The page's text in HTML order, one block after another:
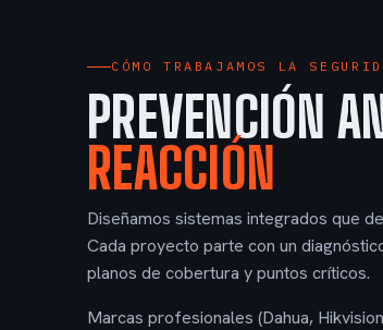
CÓMO TRABAJAMOS LA
PREVENCIÓN
REACCIÓN
Diseñamos sistemas integrados que
Cada proyecto parte con un
planos de cobertura y puntos críticos.
Marcas profesionales (Dahua,